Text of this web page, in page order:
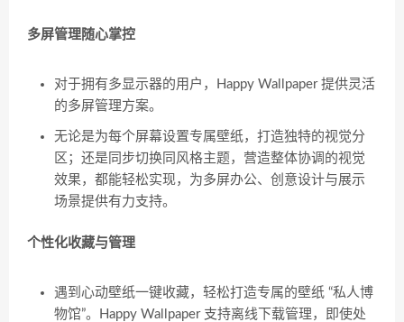
多屏管理随心掌控
对于拥有多显示器的用户，Happy Wallpaper 提供灵活
的多屏管理方案。
无论是为每个屏幕设置专属壁纸，打造独特的视觉分
区；还是同步切换同风格主题，营造整体协调的视觉
效果，都能轻松实现，为多屏办公、创意设计与展示
场景提供有力支持。
个性化收藏与管理
遇到心动壁纸一键收藏，轻松打造专属的壁纸 “私人博
物馆”。Happy Wallpaper 支持离线下载管理，即使处